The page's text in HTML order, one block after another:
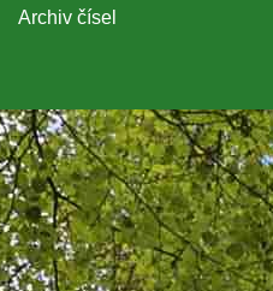
Archiv čísel